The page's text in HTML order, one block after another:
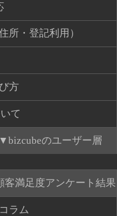
所・登記利用）
方
て
bizcubeのユーザー層
客満足度アンケート結果
ラム